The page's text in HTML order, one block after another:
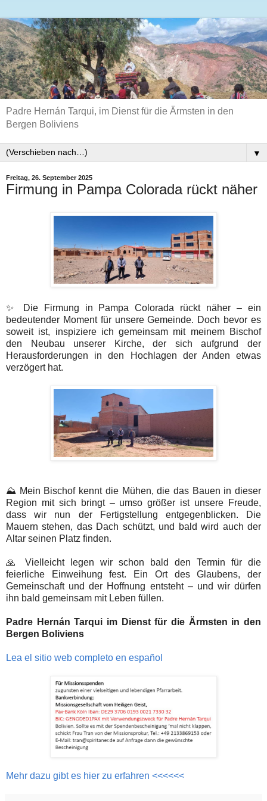
Padre Hernán Tarqui, im Dienst für die Ärmsten in den
Bergen Boliviens
▼
Freitag, 26. September 2025
Firmung in Pampa Colorada rückt näher
✨ Die Firmung in Pampa Colorada rückt näher – ein
bedeutender Moment für unsere Gemeinde. Doch bevor es
soweit ist, inspiziere ich gemeinsam mit meinem Bischof
den Neubau unserer Kirche, der sich aufgrund der
Herausforderungen in den Hochlagen der Anden etwas
verzögert hat.
⛰️ Mein Bischof kennt die Mühen, die das Bauen in dieser
Region mit sich bringt – umso größer ist unsere Freude,
dass wir nun der Fertigstellung entgegenblicken. Die
Mauern stehen, das Dach schützt, und bald wird auch der
Altar seinen Platz finden.
🙏 Vielleicht legen wir schon bald den Termin für die
feierliche Einweihung fest. Ein Ort des Glaubens, der
Gemeinschaft und der Hoffnung entsteht – und wir dürfen
ihn bald gemeinsam mit Leben füllen.
Padre Hernán Tarqui im Dienst für die Ärmsten in den
Bergen Boliviens
Lea el sitio web completo en español
Mehr dazu gibt es hier zu erfahren <<<<<<